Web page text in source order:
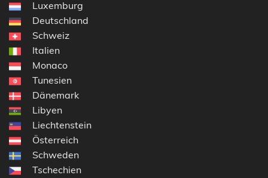
Luxemburg
Deutschland
Schweiz
Italien
Monaco
Tunesien
Dänemark
Libyen
Liechtenstein
Österreich
Schweden
Tschechien